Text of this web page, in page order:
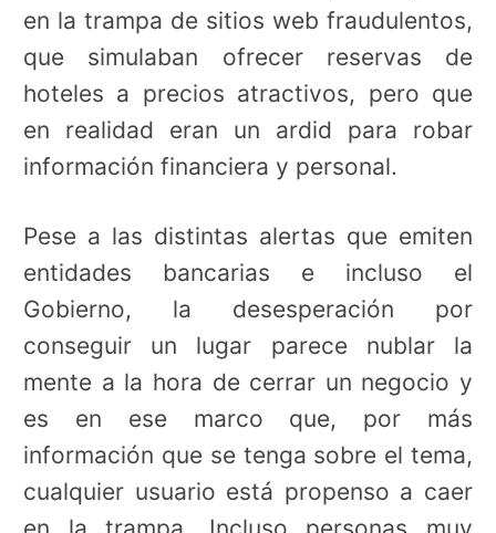
en la trampa de sitios web fraudulentos,
que simulaban ofrecer reservas de
hoteles a precios atractivos, pero que
en realidad eran un ardid para robar
información financiera y personal.
Pese a las distintas alertas que emiten
entidades bancarias e incluso el
Gobierno, la desesperación por
conseguir un lugar parece nublar la
mente a la hora de cerrar un negocio y
es en ese marco que, por más
información que se tenga sobre el tema,
cualquier usuario está propenso a caer